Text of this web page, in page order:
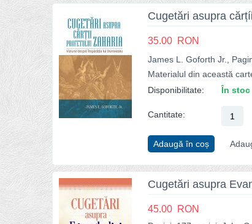
Cugetări asupra
35.00 RON
James L. Goforth Jr.,
Materialul din această
Disponibilitate:
În stoc
Cantitate:
Adaugă în coș
Cugetări asupra
45.00 RON